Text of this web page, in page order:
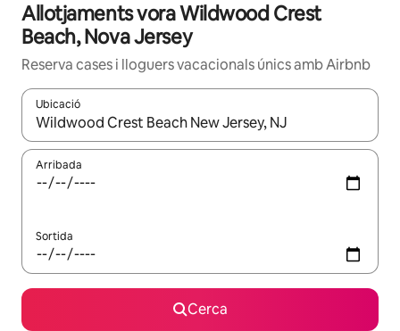
Allotjaments vora Wildwood Crest
Beach, Nova Jersey
Reserva cases i lloguers vacacionals únics amb Airbnb
Ubicació
Quan els resultats estiguin disponibles, podràs navegar-hi a
Arribada
Sortida
Cerca